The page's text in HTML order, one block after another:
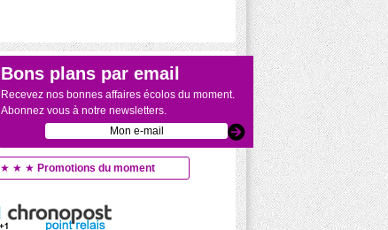
Bons plans par email
Recevez nos bonnes affaires écolos du moment.
Abonnez vous à notre newsletters.
★ ★ ★ Promotions du moment